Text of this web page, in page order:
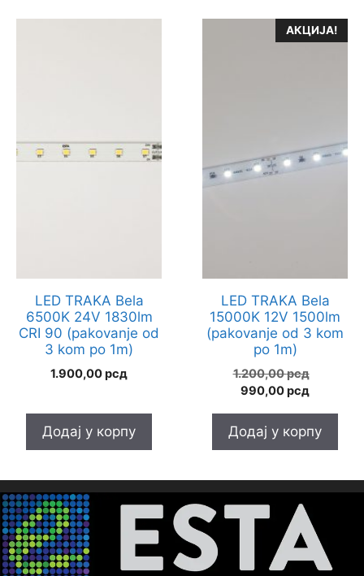
LED TRAKA Bela
6500K 24V 1830lm
CRI 90 (pakovanje od
3 kom po 1m)
1.900,00рсд
Додај у корпу
АКЦИЈА!
LED TRAKA Bela
15000K 12V 1500lm
(pakovanje od 3 kom
po 1m)
1.200,00рсд
990,00рсд
990,00
Додај у корпу